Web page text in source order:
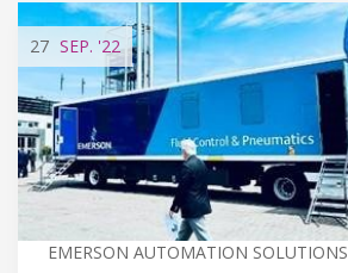
27 SEP. '22
EMERSON AUTOMATION SOLUTIONS